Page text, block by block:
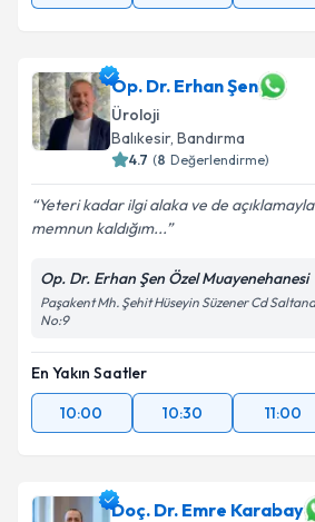
Op. Dr. Erhan Şen
Üroloji
Balıkesir, Bandırma
4.7 (8 Değerlendirme)
Yeteri kadar ilgi alaka ve de
memnun kaldığım...
Op. Dr. Erhan Şen Özel Muayenehanesi
Paşakent Mh. Şehit Hüseyin Süzener Cd
No:9
En Yakın Saatler
10:00
10:30 11:00
Doç. Dr. Emre Karabay